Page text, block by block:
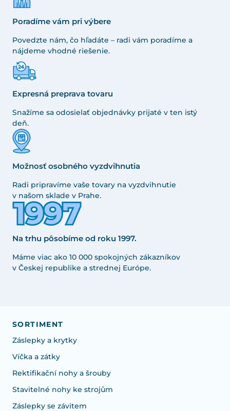
Poradíme vám pri výbere
Povedzte nám, čo hľadáte – radi vám poradíme a
nájdeme vhodné riešenie.
Expresná preprava tovaru
Snažíme sa odosielať objednávky prijaté v ten istý
deň.
Možnosť osobného vyzdvihnutia
Radi pripravíme vaše tovary na vyzdvihnutie
v našom sklade v Prahe.
Na trhu pôsobíme od roku 1997.
Máme viac ako 10 000 spokojných zákazníkov
v Českej republike a strednej Európe.
SORTIMENT
Záslepky a krytky
Víčka a zátky
Rektifikační nohy a šrouby
Stavitelné nohy ke strojům
Záslepky se závitem